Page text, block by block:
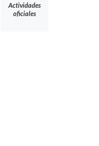
Actividades
oficiales